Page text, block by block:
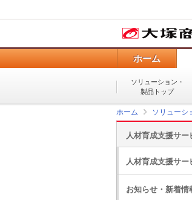
ホーム
ソリューション・
製品トップ
ホーム ソリューシ
人材育成支援サー
人材育成支援サー
お知らせ・新着情